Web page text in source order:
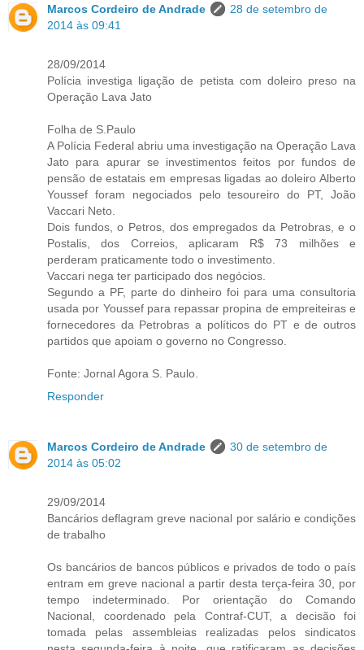
Marcos Cordeiro de Andrade
28 de setembro de
2014 às 09:41
28/09/2014
Polícia investiga ligação de petista com doleiro preso na
Operação Lava Jato
Folha de S.Paulo
A Polícia Federal abriu uma investigação na Operação Lava
Jato para apurar se investimentos feitos por fundos de
pensão de estatais em empresas ligadas ao doleiro Alberto
Youssef foram negociados pelo tesoureiro do PT, João
Vaccari Neto.
Dois fundos, o Petros, dos empregados da Petrobras, e o
Postalis, dos Correios, aplicaram R$ 73 milhões e
perderam praticamente todo o investimento.
Vaccari nega ter participado dos negócios.
Segundo a PF, parte do dinheiro foi para uma consultoria
usada por Youssef para repassar propina de empreiteiras e
fornecedores da Petrobras a políticos do PT e de outros
partidos que apoiam o governo no Congresso.
Fonte: Jornal Agora S. Paulo.
Responder
Marcos Cordeiro de Andrade
30 de setembro de
2014 às 05:02
29/09/2014
Bancários deflagram greve nacional por salário e condições
de trabalho
Os bancários de bancos públicos e privados de todo o país
entram em greve nacional a partir desta terça-feira 30, por
tempo indeterminado. Por orientação do Comando
Nacional, coordenado pela Contraf-CUT, a decisão foi
tomada pelas assembleias realizadas pelos sindicatos